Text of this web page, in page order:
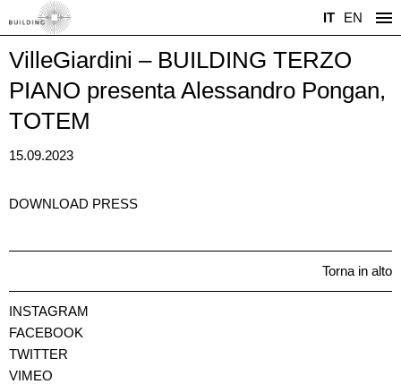
IT EN
VilleGiardini – BUILDING TERZO
PIANO presenta Alessandro Pongan,
TOTEM
15.09.2023
DOWNLOAD PRESS
Torna in alto
INSTAGRAM
FACEBOOK
TWITTER
VIMEO